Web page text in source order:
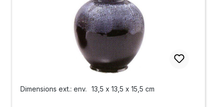
Dimensions ext.: env. 13,5 x 13,5 x 15,5 cm